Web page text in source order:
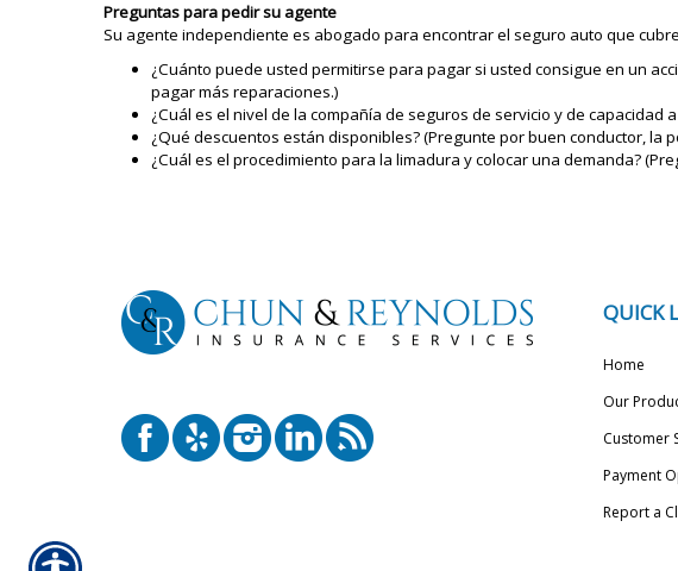
Preguntas para pedir su agente
Su agente independiente es abogado para encontrar el seguro auto que
¿Cuánto puede usted permitirse para pagar si usted consigue en un
pagar más reparaciones.)
¿Cuál es el nivel de la compañía de seguros de servicio y de capacidad
¿Qué descuentos están disponibles? (Pregunte por buen conductor, la
¿Cuál es el procedimiento para la limadura y colocar una demanda?
QUICK
Home
Our
Customer
Payment
Report a